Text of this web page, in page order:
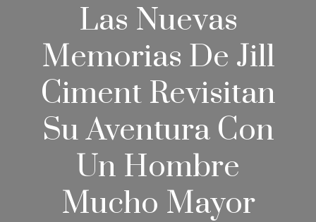
Las Nuevas
Memorias De Jill
Ciment Revisitan
Su Aventura Con
Un Hombre
Mucho Mayor